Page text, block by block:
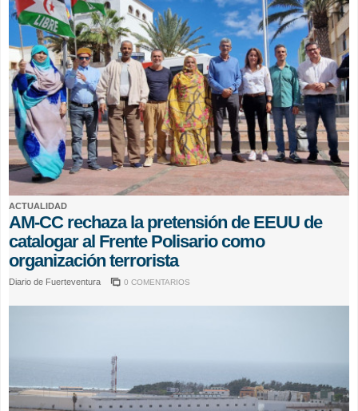
ACTUALIDAD
AM-CC rechaza la pretensión de EEUU de
catalogar al Frente Polisario como
organización terrorista
Diario de Fuerteventura 0 COMENTARIOS